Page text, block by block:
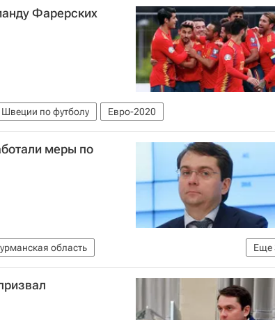
Фарерских
по футболу Евро-2020
меры по
Еще
область
Андрей Чибис
форум" (фонд)